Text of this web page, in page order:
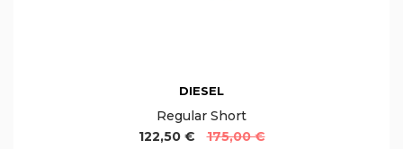
DIESEL
Regular Short
122,50 €
175,00 €